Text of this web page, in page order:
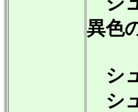
異色
シ
シ